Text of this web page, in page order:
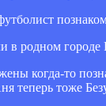
в родном
когда-то
теперь тоже